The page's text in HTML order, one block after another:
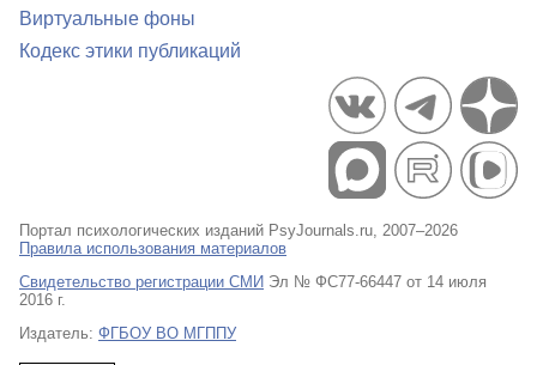
Виртуальные фоны
Кодекс этики публикаций
Портал психологических изданий PsyJournals.ru, 2007–2026
Правила использования материалов
Свидетельство регистрации СМИ Эл № ФС77-66447 от 14 июля
2016 г.
Издатель: ФГБОУ ВО МГППУ